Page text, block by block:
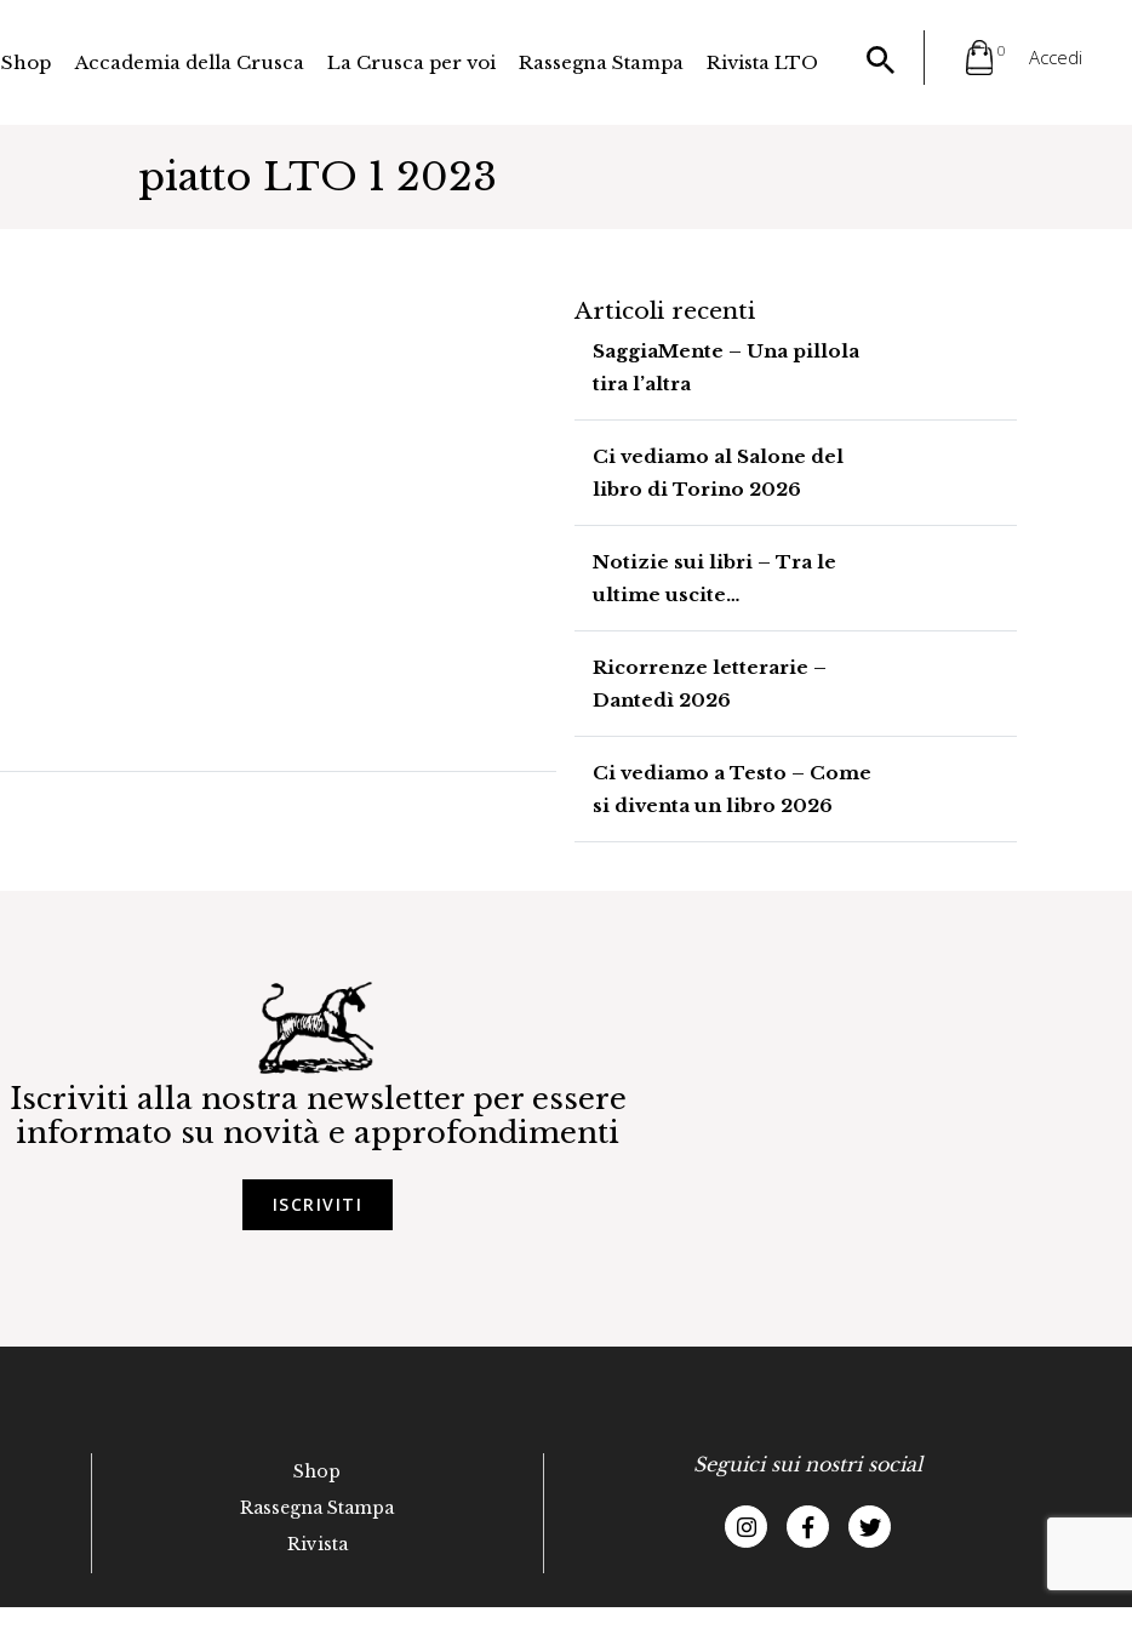
Shop Accademia della Crusca La Crusca per voi Rassegna Stampa Rivista LTO
0 Accedi
piatto LTO 1 2023
Articoli recenti
SaggiaMente – Una pillola
tira l’altra
Ci vediamo al Salone del
libro di Torino 2026
Notizie sui libri – Tra le
ultime uscite…
Ricorrenze letterarie –
Dantedì 2026
Ci vediamo a Testo – Come
si diventa un libro 2026
Iscriviti alla nostra newsletter per essere
informato su novità e approfondimenti
ISCRIVITI
Shop
Rassegna Stampa
Rivista
Seguici sui nostri social